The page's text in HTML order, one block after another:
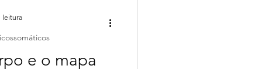
e o mapa
leitura